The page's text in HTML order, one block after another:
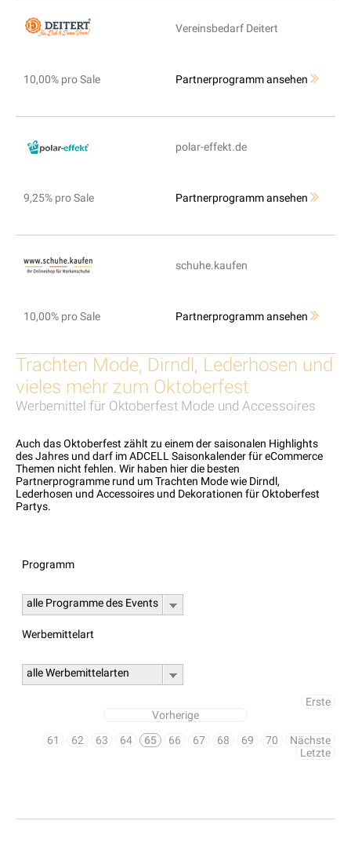
Vereinsbedarf Deitert
10,00% pro Sale Partnerprogramm ansehen
polar-effekt.de
9,25% pro Sale Partnerprogramm ansehen
schuhe.kaufen
10,00% pro Sale Partnerprogramm ansehen
Trachten Mode, Dirndl, Lederhosen und
vieles mehr zum Oktoberfest
Werbemittel für Oktoberfest Mode und Accessoires
Auch das Oktoberfest zählt zu einem der saisonalen Highlights
des Jahres und darf im ADCELL Saisonkalender für eCommerce
Themen nicht fehlen. Wir haben hier die besten
Partnerprogramme rund um Trachten Mode wie Dirndl,
Lederhosen und Accessoires und Dekorationen für Oktoberfest
Partys.
Programm
alle Programme des Events
Werbemittelart
alle Werbemittelarten
Erste
Vorherige
61
62 63 64 65 66 67 68 69 70
Nächste
Letzte